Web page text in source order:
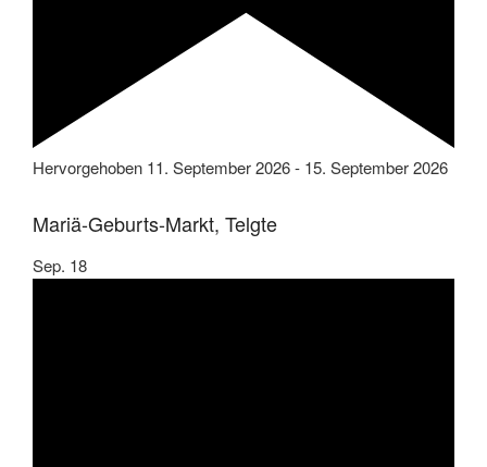
Hervorgehoben 11. September 2026- 15. September 2026
Mariä-Geburts-Markt, Telgte
Sep. 18